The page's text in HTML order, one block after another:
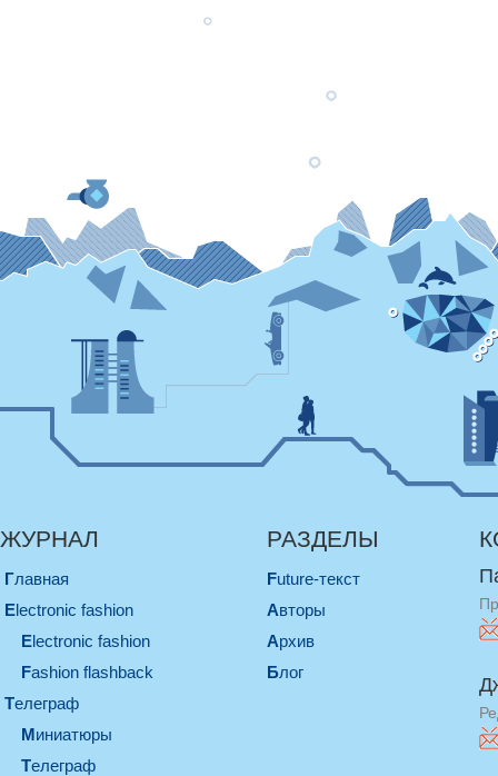
ЖУРНАЛ
Главная
electronic fashion
electronic fashion
Fashion flashback
телеграф
миниатюры
телеграф
РАЗДЕЛЫ
Future-текст
Авторы
Архив
Блог